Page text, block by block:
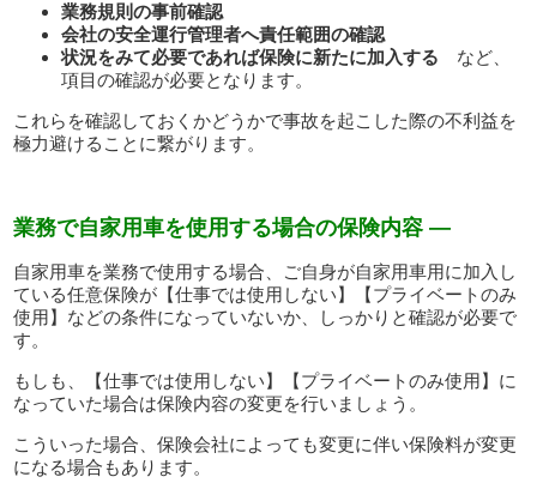
業務規則の事前確認
会社の安全運行管理者へ責任範囲の確認
状況をみて必要であれば保険に新たに加入する など、
項目の確認が必要となります。
これらを確認しておくかどうかで事故を起こした際の不利益を
極力避けることに繋がります。
業務で自家用車を使用する場合の保険内容 —
自家用車を業務で使用する場合、ご自身が自家用車用に加入し
ている任意保険が【仕事では使用しない】【プライベートのみ
使用】などの条件になっていないか、しっかりと確認が必要で
す。
もしも、【仕事では使用しない】【プライベートのみ使用】に
なっていた場合は保険内容の変更を行いましょう。
こういった場合、保険会社によっても変更に伴い保険料が変更
になる場合もあります。